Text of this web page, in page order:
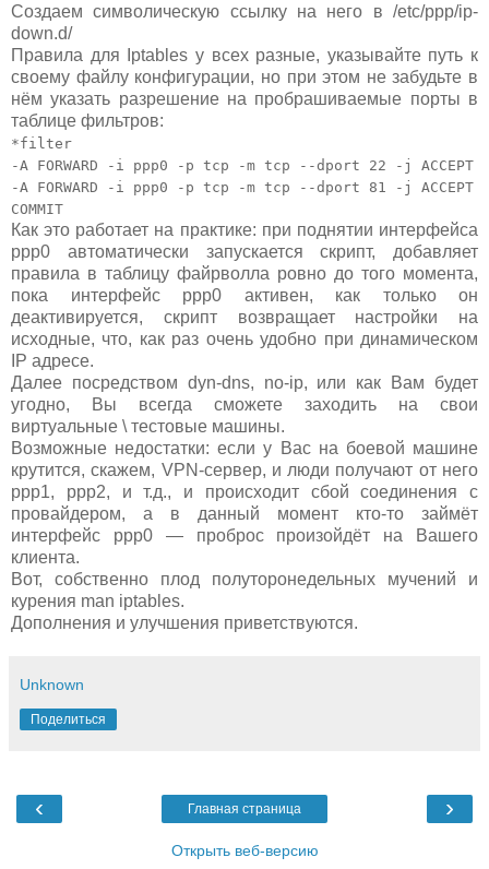
Создаем символическую ссылку на него в /etc/ppp/ip-
down.d/
Правила для Iptables у всех разные, указывайте путь к
своему файлу конфигурации, но при этом не забудьте в
нём указать разрешение на пробрашиваемые порты в
таблице фильтров:
*filter
-A FORWARD -i ppp0 -p tcp -m tcp --dport 22 -j ACCEPT
-A FORWARD -i ppp0 -p tcp -m tcp --dport 81 -j ACCEPT
COMMIT
Как это работает на практике: при поднятии интерфейса
ppp0 автоматически запускается скрипт, добавляет
правила в таблицу файрволла ровно до того момента,
пока интерфейс ppp0 активен, как только он
деактивируется, скрипт возвращает настройки на
исходные, что, как раз очень удобно при динамическом
IP адресе.
Далее посредством dyn-dns, no-ip, или как Вам будет
угодно, Вы всегда сможете заходить на свои
виртуальные \ тестовые машины.
Возможные недостатки: если у Вас на боевой машине
крутится, скажем, VPN-сервер, и люди получают от него
ppp1, ppp2, и т.д., и происходит сбой соединения с
провайдером, а в данный момент кто-то займёт
интерфейс ppp0 — проброс произойдёт на Вашего
клиента.
Вот, собственно плод полуторонедельных мучений и
курения man iptables.
Дополнения и улучшения приветствуются.
Unknown
Поделиться
‹ ›
Главная страница
Открыть веб-версию